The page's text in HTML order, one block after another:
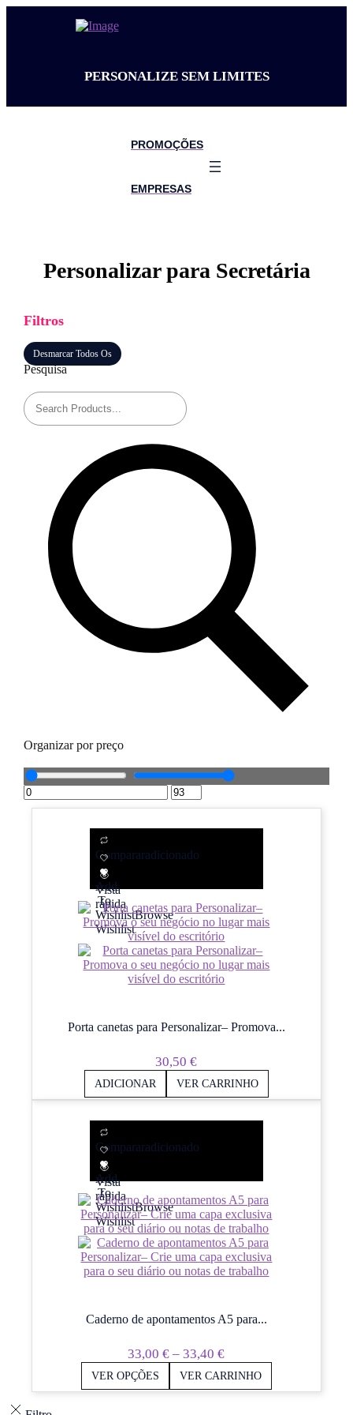
PERSONALIZE SEM LIMITES
PROMOÇÕES
EMPRESAS
Personalizar para Secretária
Filtros
Desmarcar Todos Os
Pesquisa
Organizar por preço
Compararadicionado
Add
To
WishlistBrowse
Wishlist
Vista
rápida
Porta canetas para Personalizar– Promova...
30,50€
ADICIONAR VER CARRINHO
Compararadicionado
Add
To
WishlistBrowse
Wishlist
Vista
rápida
Caderno de apontamentos A5 para...
33,00€ – 33,40€Price
Range:
33,00 €
VER OPÇÕES VER CARRINHO